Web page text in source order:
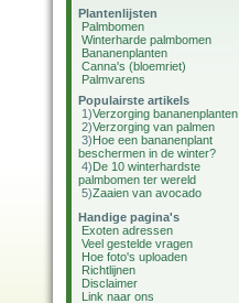
Plantenlijsten
Palmbomen
Winterharde palmbomen
Bananenplanten
Canna's (bloemriet)
Palmvarens
Populairste artikels
1)Verzorging bananenplanten
2)Verzorging van palmen
3)Hoe een bananenplant
beschermen in de winter?
4)De 10 winterhardste
palmbomen ter wereld
5)Zaaien van avocado
Handige pagina's
Exoten adressen
Veel gestelde vragen
Hoe foto's uploaden
Richtlijnen
Disclaimer
Link naar ons